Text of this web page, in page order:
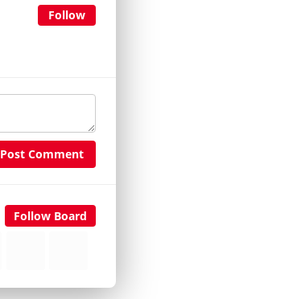
Follow
Post Comment
Follow Board